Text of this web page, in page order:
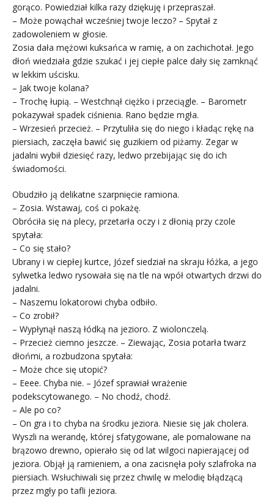
gorąco. Powiedział kilka razy dziękuję i przepraszał.
– Może powąchał wcześniej twoje leczo? – Spytał z
zadowoleniem w głosie.
Zosia dała mężowi kuksańca w ramię, a on zachichotał. Jego
dłoń wiedziała gdzie szukać i jej ciepłe palce dały się zamknąć
w lekkim uścisku.
– Jak twoje kolana?
– Trochę łupią. – Westchnął ciężko i przeciągle. – Barometr
pokazywał spadek ciśnienia. Rano będzie mgła.
– Wrzesień przecież. – Przytuliła się do niego i kładąc rękę na
piersiach, zaczęła bawić się guzikiem od piżamy. Zegar w
jadalni wybił dziesięć razy, ledwo przebijając się do ich
świadomości.
Obudziło ją delikatne szarpnięcie ramiona.
– Zosia. Wstawaj, coś ci pokażę.
Obróciła się na plecy, przetarła oczy i z dłonią przy czole
spytała:
– Co się stało?
Ubrany i w ciepłej kurtce, Józef siedział na skraju łóżka, a jego
sylwetka ledwo rysowała się na tle na wpół otwartych drzwi do
jadalni.
– Naszemu lokatorowi chyba odbiło.
– Co zrobił?
– Wypłynął naszą łódką na jezioro. Z wiolonczelą.
– Przecież ciemno jeszcze. – Ziewając, Zosia potarła twarz
dłońmi, a rozbudzona spytała:
– Może chce się utopić?
– Eeee. Chyba nie. – Józef sprawiał wrażenie
podekscytowanego. – No chodź, chodź.
– Ale po co?
– On gra i to chyba na środku jeziora. Niesie się jak cholera.
Wyszli na werandę, której sfatygowane, ale pomalowane na
brązowo drewno, opierało się od lat wilgoci napierającej od
jeziora. Objął ją ramieniem, a ona zacisnęła poły szlafroka na
piersiach. Wsłuchiwali się przez chwilę w melodię błądzącą
przez mgły po tafli jeziora.